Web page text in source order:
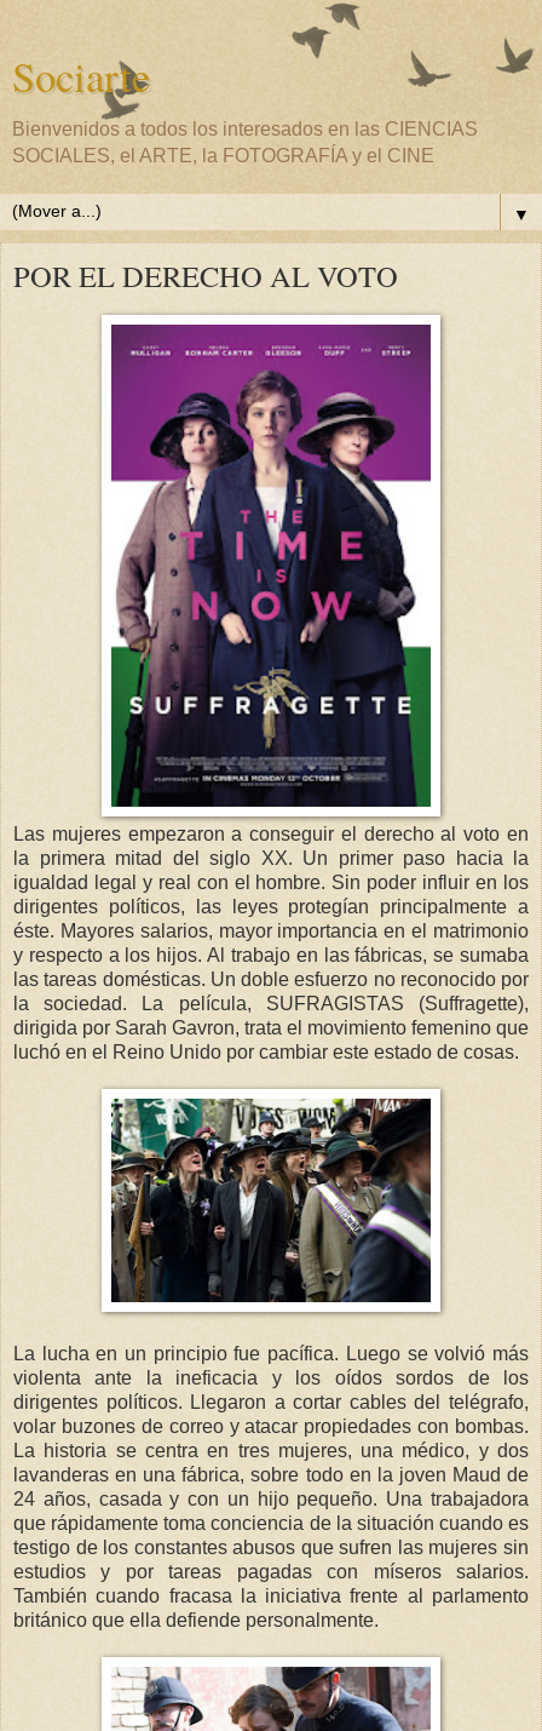
Sociarte
Bienvenidos a todos los interesados en las CIENCIAS
SOCIALES, el ARTE, la FOTOGRAFÍA y el CINE
▼
POR EL DERECHO AL VOTO
Las mujeres empezaron a conseguir el derecho al voto en
la primera mitad del siglo XX. Un primer paso hacia la
igualdad legal y real con el hombre. Sin poder influir en los
dirigentes políticos, las leyes protegían principalmente a
éste. Mayores salarios, mayor importancia en el matrimonio
y respecto a los hijos. Al trabajo en las fábricas, se sumaba
las tareas domésticas. Un doble esfuerzo no reconocido por
la sociedad. La película, SUFRAGISTAS (Suffragette),
dirigida por Sarah Gavron, trata el movimiento femenino que
luchó en el Reino Unido por cambiar este estado de cosas.
La lucha en un principio fue pacífica. Luego se volvió más
violenta ante la ineficacia y los oídos sordos de los
dirigentes políticos. Llegaron a cortar cables del telégrafo,
volar buzones de correo y atacar propiedades con bombas.
La historia se centra en tres mujeres, una médico, y dos
lavanderas en una fábrica, sobre todo en la joven Maud de
24 años, casada y con un hijo pequeño. Una trabajadora
que rápidamente toma conciencia de la situación cuando es
testigo de los constantes abusos que sufren las mujeres sin
estudios y por tareas pagadas con míseros salarios.
También cuando fracasa la iniciativa frente al parlamento
británico que ella defiende personalmente.